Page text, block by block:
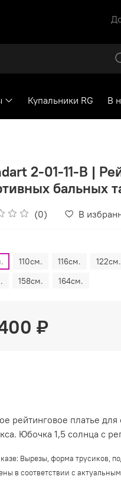
Купальники RG В
2-01-11-B |
бальных
(0) В
110см. 116см. 122см.
158см. 164см.
₽
рейтинговое платье
Юбочка 1,5 солнца с
Вырезы, форма трусиков,
в соответствии с